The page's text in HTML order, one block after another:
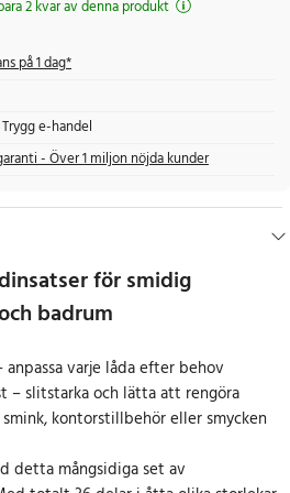
2 kvar av denna produkt
på 1 dag*
e-handel
- Över 1 miljon nöjda kunder
för smidig
badrum
varje låda efter behov
– slitstarka och lätta att rengöra
kontorstillbehör eller smycken
detta mångsidiga set av